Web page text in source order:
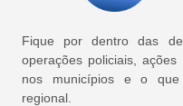
Fique por dentro das
operações policiais,
nos municípios e o que
regional.